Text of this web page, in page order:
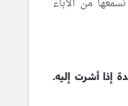
إذا أشرت إليه.